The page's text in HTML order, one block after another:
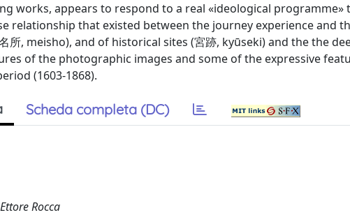
works, appears to respond to a real «ideological programme»
relationship that existed between the journey experience and
所, meisho), and of historical sites (宮跡, kyūseki) and the the
of the photographic images and some of the expressive
(1603-1868).
Scheda completa (DC)
Rocca